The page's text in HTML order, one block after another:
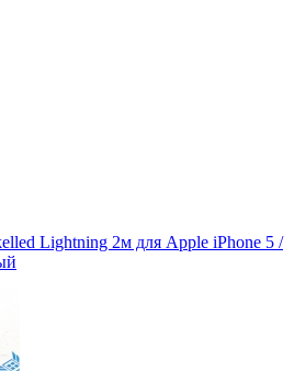
Lightning 2м для Apple iPhone 5 /